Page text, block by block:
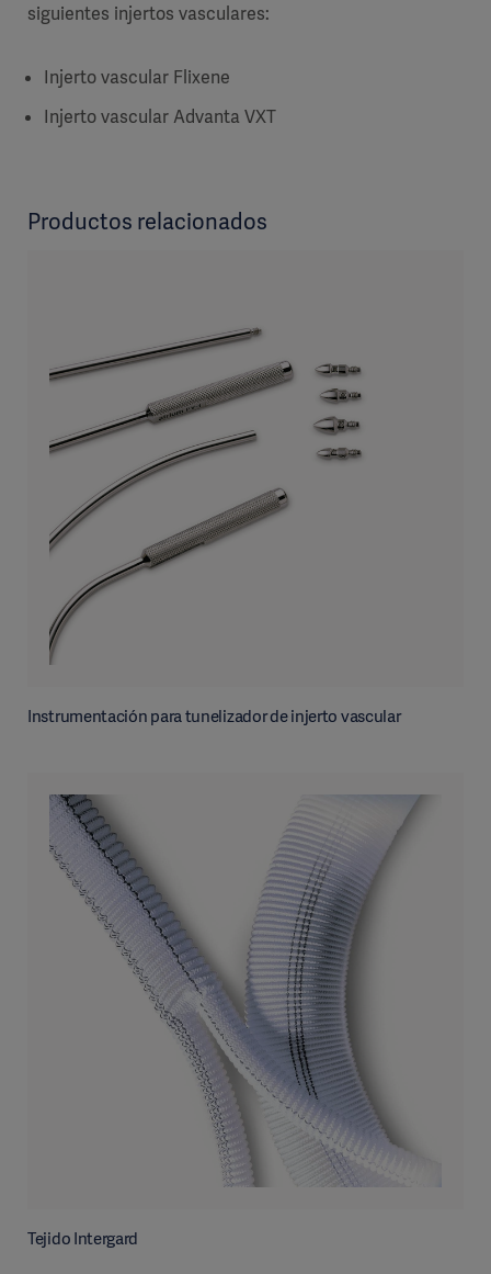
siguientes injertos vasculares:
Injerto vascular Flixene
Injerto vascular Advanta VXT
Productos relacionados
Instrumentación para tunelizador de injerto vascular
Tejido Intergard